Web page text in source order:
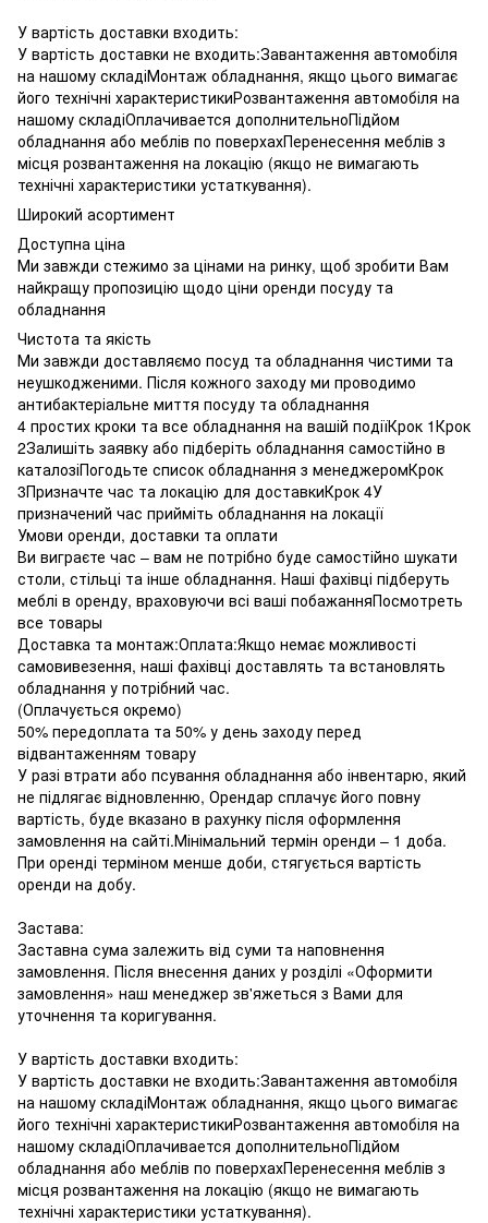
У вартість доставки входить:
У вартість доставки не входить:Завантаження автомобіля
на нашому складіМонтаж обладнання, якщо цього вимагає
його технічні характеристикиРозвантаження автомобіля на
нашому складіОплачивается дополнительноПідйом
обладнання або меблів по поверхахПеренесення меблів з
місця розвантаження на локацію (якщо не вимагають
технічні характеристики устаткування).
Широкий асортимент
Доступна ціна
Ми завжди стежимо за цінами на ринку, щоб зробити Вам
найкращу пропозицію щодо ціни оренди посуду та
обладнання
Чистота та якість
Ми завжди доставляємо посуд та обладнання чистими та
неушкодженими. Після кожного заходу ми проводимо
антибактеріальне миття посуду та обладнання
4 простих кроки та все обладнання на вашій подіїКрок 1Крок
2Залишіть заявку або підберіть обладнання самостійно в
каталозіПогодьте список обладнання з менеджеромКрок
3Призначте час та локацію для доставкиКрок 4У
призначений час прийміть обладнання на локації
Умови оренди, доставки та оплати
Ви виграєте час – вам не потрібно буде самостійно шукати
столи, стільці та інше обладнання. Наші фахівці підберуть
меблі в оренду, враховуючи всі ваші побажанняПосмотреть
все товары
Доставка та монтаж:Оплата:Якщо немає можливості
самовивезення, наші фахівці доставлять та встановлять
обладнання у потрібний час.
(Оплачується окремо)
50% передоплата та 50% у день заходу перед
відвантаженням товару
У разі втрати або псування обладнання або інвентарю, який
не підлягає відновленню, Орендар сплачує його повну
вартість, буде вказано в рахунку після оформлення
замовлення на сайті.Мінімальний термін оренди – 1 доба.
При оренді терміном менше доби, стягується вартість
оренди на добу.
Застава:
Заставна сума залежить від суми та наповнення
замовлення. Після внесення даних у розділі «Оформити
замовлення» наш менеджер зв'яжеться з Вами для
уточнення та коригування.
У вартість доставки входить:
У вартість доставки не входить:Завантаження автомобіля
на нашому складіМонтаж обладнання, якщо цього вимагає
його технічні характеристикиРозвантаження автомобіля на
нашому складіОплачивается дополнительноПідйом
обладнання або меблів по поверхахПеренесення меблів з
місця розвантаження на локацію (якщо не вимагають
технічні характеристики устаткування).